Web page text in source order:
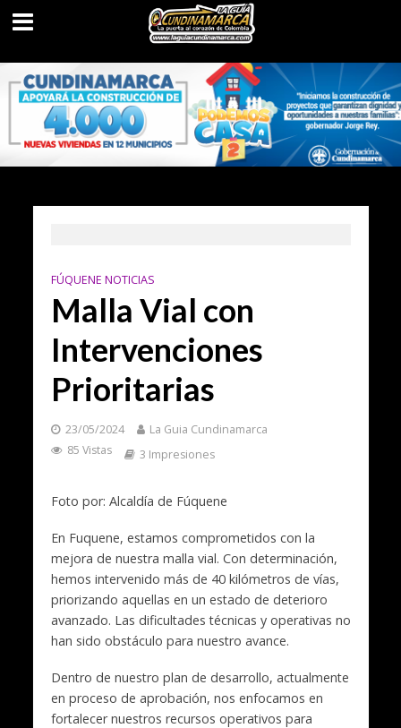
FÚQUENE NOTICIAS
Malla Vial con
Intervenciones
Prioritarias
23/05/2024
La Guia Cundinamarca
85 Vistas
3 Impresiones
Foto por: Alcaldía de Fúquene
En Fuquene, estamos comprometidos con la
mejora de nuestra malla vial. Con determinación,
hemos intervenido más de 40 kilómetros de vías,
priorizando aquellas en un estado de deterioro
avanzado. Las dificultades técnicas y operativas no
han sido obstáculo para nuestro avance.
Dentro de nuestro plan de desarrollo, actualmente
en proceso de aprobación, nos enfocamos en
fortalecer nuestros recursos operativos para